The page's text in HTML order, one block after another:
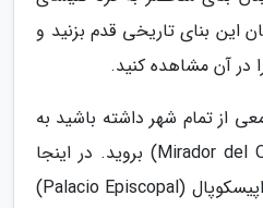
این بنای تاریخی قدم بزنید و
در آن مشاهده کنید.
از تمام شهر داشته باشید به
میرادور دل ابیسپو (Mirador del Obispo) بروید. در اینجا
معماری فوق العاده پالاسیو اپیسکوپال (Palacio Episcopal)